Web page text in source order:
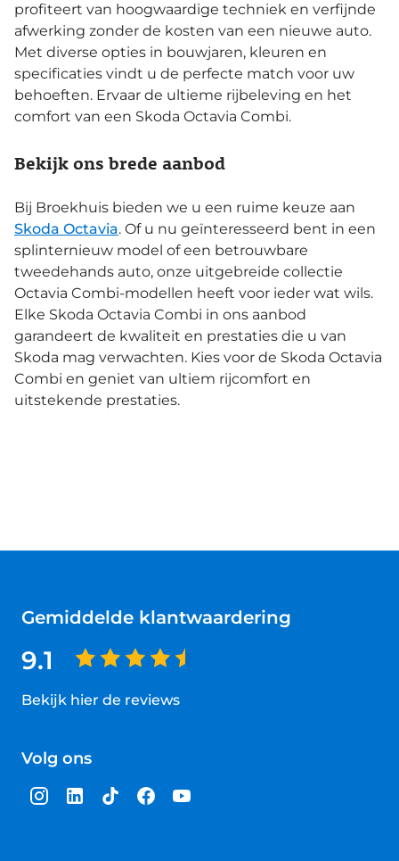
profiteert van hoogwaardige techniek en verfijnde
afwerking zonder de kosten van een nieuwe auto.
Met diverse opties in bouwjaren, kleuren en
specificaties vindt u de perfecte match voor uw
behoeften. Ervaar de ultieme rijbeleving en het
comfort van een Skoda Octavia Combi.
Bekijk ons brede aanbod
Bij Broekhuis bieden we u een ruime keuze aan
Skoda Octavia. Of u nu geïnteresseerd bent in een
splinternieuw model of een betrouwbare
tweedehands auto, onze uitgebreide collectie
Octavia Combi-modellen heeft voor ieder wat wils.
Elke Skoda Octavia Combi in ons aanbod
garandeert de kwaliteit en prestaties die u van
Skoda mag verwachten. Kies voor de Skoda Octavia
Combi en geniet van ultiem rijcomfort en
uitstekende prestaties.
Gemiddelde klantwaardering
9.1
Bekijk hier de reviews
van
sterren
Volg ons